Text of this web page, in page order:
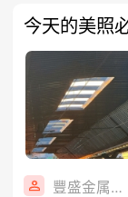
今天的美照
豐盛金属公司